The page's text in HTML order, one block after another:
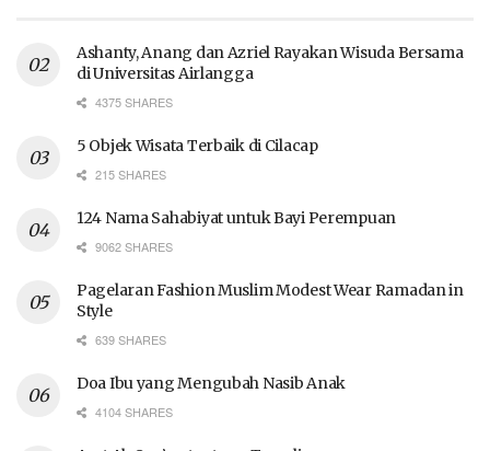
Ashanty, Anang dan Azriel Rayakan Wisuda Bersama
di Universitas Airlangga
4375 SHARES
5 Objek Wisata Terbaik di Cilacap
215 SHARES
124 Nama Sahabiyat untuk Bayi Perempuan
9062 SHARES
Pagelaran Fashion Muslim Modest Wear Ramadan in
Style
639 SHARES
Doa Ibu yang Mengubah Nasib Anak
4104 SHARES